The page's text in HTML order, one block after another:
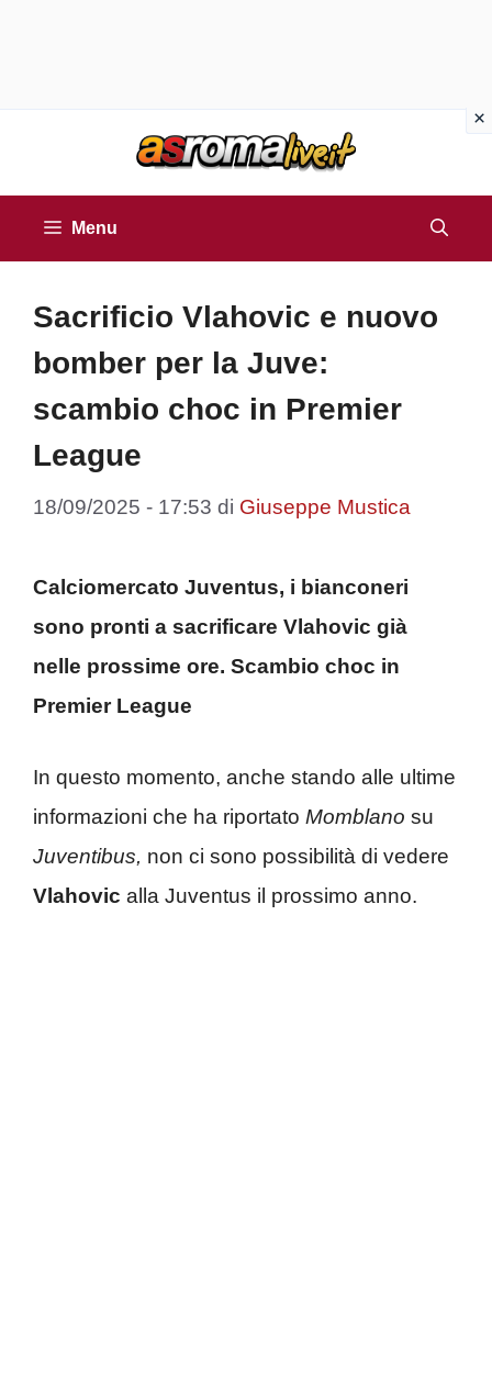
Menu
Sacrificio Vlahovic e nuovo
bomber per la Juve:
scambio choc in Premier
League
18/09/2025 - 17:53 di Giuseppe Mustica
Calciomercato Juventus, i bianconeri
sono pronti a sacrificare Vlahovic già
nelle prossime ore. Scambio choc in
Premier League
In questo momento, anche stando alle ultime
informazioni che ha riportato Momblano su
Juventibus, non ci sono possibilità di vedere
Vlahovic alla Juventus il prossimo anno.